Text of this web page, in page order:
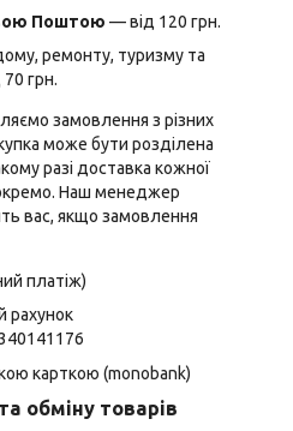
Поштою — від 120 грн.
ремонту, туризму та
грн.
замовлення з різних
може бути розділена
разі доставка кожної
Наш менеджер
вас, якщо замовлення
платіж)
рахунок
карткою (monobank)
обміну товарів